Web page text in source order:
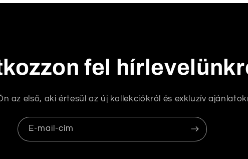
fel
az első, aki értesül az új kollekciókról és exkluzív
E-mail-cím